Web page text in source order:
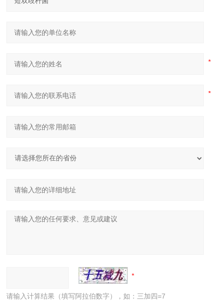
请输入计算结果（填写阿拉伯数字），如：三加四=7